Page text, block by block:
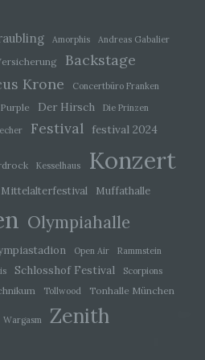
Amorphis Andreas Gabalier
Backstage
Krone
Concertbüro Franken
Der Hirsch Die Prinzen
Festival festival 2024
Kesselhaus Konzert
Mittelalterfestival Muffathalle
Olympiahalle
Open Air Rammstein
Schlosshof Festival
Scorpions
Tollwood Tonhalle München
Wargasm Zenith
ist die:
/ LocalStorage
teilweise so genannte
SessionStorage. Dies dient
effektiver und
Storage und
Technologie, mit welcher ihr